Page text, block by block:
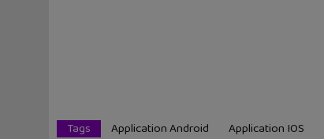
Tags Application Android Application IOS